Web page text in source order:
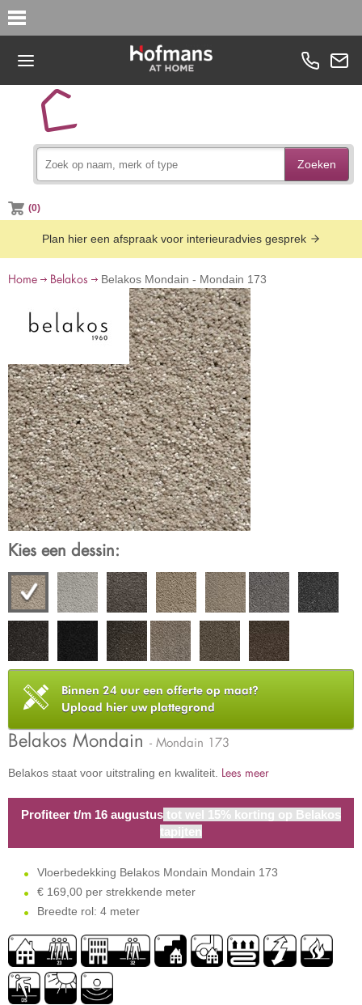
Zoeken
(0)
Plan hier een afspraak voor interieuradvies gesprek
Home Belakos Belakos Mondain - Mondain 173
Kies een dessin:
Binnen 24 uur een offerte op maat?
Upload hier uw plattegrond
Belakos Mondain - Mondain 173
Belakos staat voor uitstraling en kwaliteit. Lees meer
Profiteer t/m 16 augustus tot wel 15% korting op Belakos
tapijten
Vloerbedekking Belakos Mondain Mondain 173
€ 169,00 per strekkende meter
Breedte rol: 4 meter